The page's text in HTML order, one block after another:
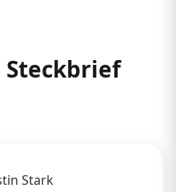
Steckbrief
Stark